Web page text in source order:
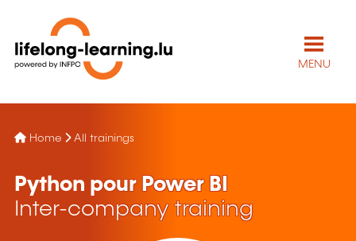
MENU
Home All trainings
Python pour Power BI
Inter-company training